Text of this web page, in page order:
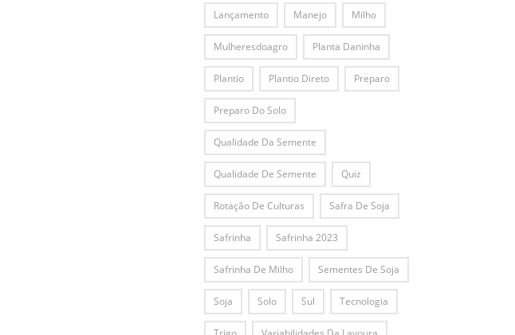
Lançamento Manejo Milho
Mulheresdoagro Planta Daninha
Plantio Plantio Direto Preparo
Preparo Do Solo
Qualidade Da Semente
Qualidade De Semente Quiz
Rotação De Culturas Safra De Soja
Safrinha Safrinha 2023
Safrinha De Milho Sementes De Soja
Soja Solo Sul Tecnologia